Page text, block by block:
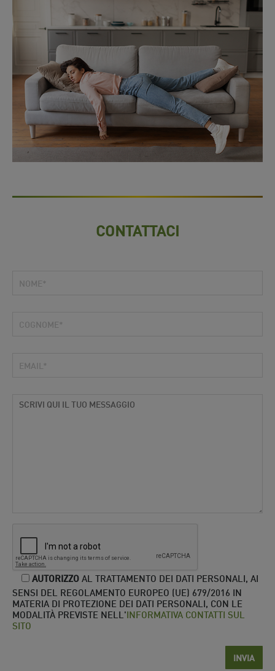
CONTATTACI
AUTORIZZOAL TRATTAMENTO DEI DATI PERSONALI, AI
SENSI DEL REGOLAMENTO EUROPEO (UE) 679/2016 IN
MATERIA DI PROTEZIONE DEI DATI PERSONALI, CON LE
MODALITÀ PREVISTE NELL'INFORMATIVA CONTATTI SUL
SITO